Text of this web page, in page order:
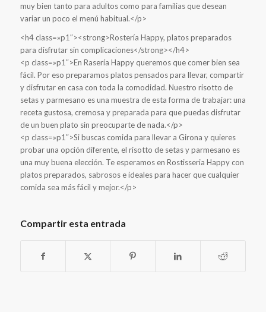
muy bien tanto para adultos como para familias que desean
variar un poco el menú habitual.</p>
<h4 class=»p1″><strong>Rostería Happy, platos preparados
para disfrutar sin complicaciones</strong></h4>
<p class=»p1″>En Rasería Happy queremos que comer bien sea
fácil. Por eso preparamos platos pensados ​​para llevar, compartir
y disfrutar en casa con toda la comodidad. Nuestro risotto de
setas y parmesano es una muestra de esta forma de trabajar: una
receta gustosa, cremosa y preparada para que puedas disfrutar
de un buen plato sin preocuparte de nada.</p>
<p class=»p1″>Si buscas comida para llevar a Girona y quieres
probar una opción diferente, el risotto de setas y parmesano es
una muy buena elección. Te esperamos en Rostisseria Happy con
platos preparados, sabrosos e ideales para hacer que cualquier
comida sea más fácil y mejor.</p>
Compartir esta entrada